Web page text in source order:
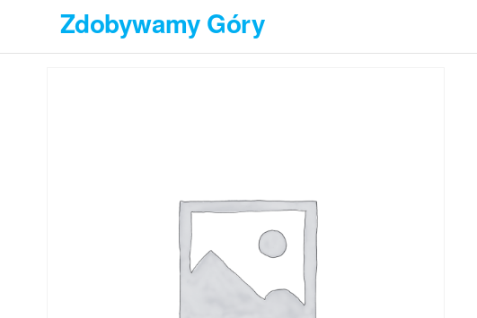
treści
Zdobywamy Góry